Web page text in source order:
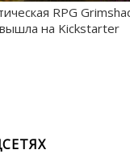
RPG
вышла на Kickstarter